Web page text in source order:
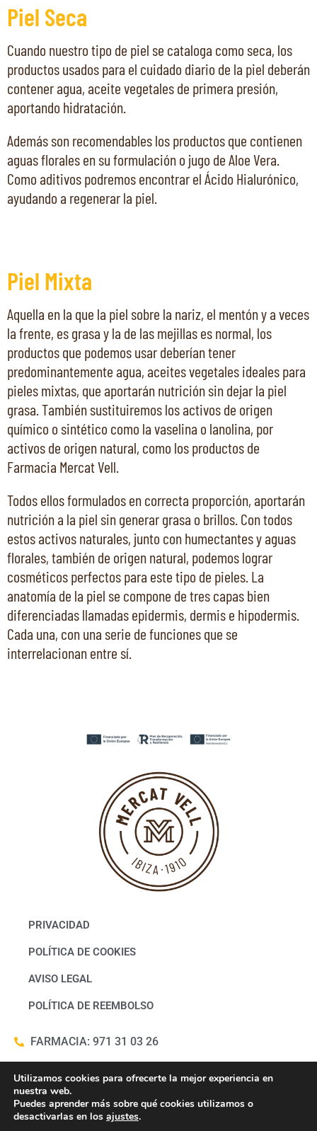
Piel Seca
Cuando nuestro tipo de piel se cataloga como seca, los
productos usados para el cuidado diario de la piel deberán
contener agua, aceite vegetales de primera presión,
aportando hidratación.
Además son recomendables los productos que contienen
aguas florales en su formulación o jugo de Aloe Vera.
Como aditivos podremos encontrar el Ácido Hialurónico,
ayudando a regenerar la piel.
Piel Mixta
Aquella en la que la piel sobre la nariz, el mentón y a veces
la frente, es grasa y la de las mejillas es normal, los
productos que podemos usar deberían tener
predominantemente agua, aceites vegetales ideales para
pieles mixtas, que aportarán nutrición sin dejar la piel
grasa. También sustituiremos los activos de origen
químico o sintético como la vaselina o lanolina, por
activos de origen natural, como los productos de
Farmacia Mercat Vell.
Todos ellos formulados en correcta proporción, aportarán
nutrición a la piel sin generar grasa o brillos. Con todos
estos activos naturales, junto con humectantes y aguas
florales, también de origen natural, podemos lograr
cosméticos perfectos para este tipo de pieles. La
anatomía de la piel se compone de tres capas bien
diferenciadas llamadas epidermis, dermis e hipodermis.
Cada una, con una serie de funciones que se
interrelacionan entre sí.
PRIVACIDAD
POLÍTICA DE COOKIES
AVISO LEGAL
POLÍTICA DE REEMBOLSO
FARMACIA: 971 31 03 26
WHATSAPP FARMACIA: 686322817
WHATSAPP LABORATORIO: 682 36 64 60
Utilizamos cookies para ofrecerte la mejor experiencia en
nuestra web.
Puedes aprender más sobre qué cookies utilizamos o
desactivarlas en los ajustes.